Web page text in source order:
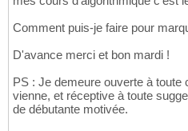
24
25
//while
Comment puis-je faire pour
D'avance merci et bon mardi !
PS : Je demeure ouverte à toute
vienne, et réceptive à toute
de débutante motivée.